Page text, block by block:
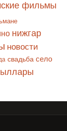
фильмы
нижгар
новости
свадьба село